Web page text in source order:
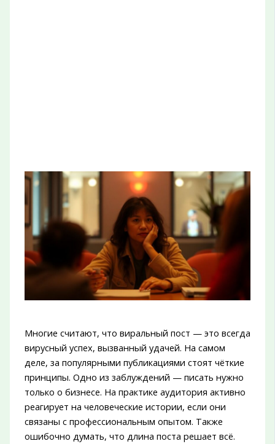
Многие считают, что виральный пост — это всегда
вирусный успех, вызванный удачей. На самом
деле, за популярными публикациями стоят чёткие
принципы. Одно из заблуждений — писать нужно
только о бизнесе. На практике аудитория активно
реагирует на человеческие истории, если они
связаны с профессиональным опытом. Также
ошибочно думать, что длина поста решает всё.